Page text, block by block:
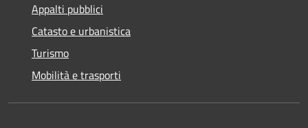
Appalti pubblici
Catasto e urbanistica
Turismo
Mobilità e trasporti